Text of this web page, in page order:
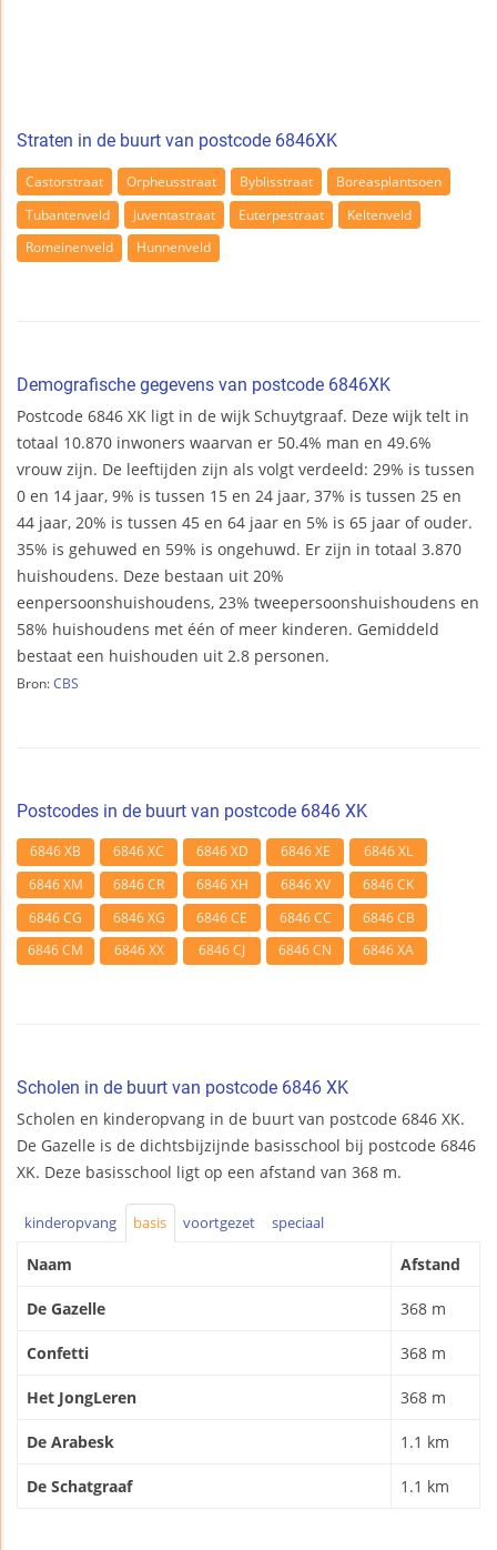
Straten in de buurt van postcode 6846XK
Castorstraat Orpheusstraat Byblisstraat
Boreasplantsoen
Tubantenveld
Juventastraat Euterpestraat
Keltenveld
Romeinenveld
Hunnenveld
Demografische gegevens van postcode 6846XK
Postcode 6846 XK ligt in de wijk Schuytgraaf. Deze wijk telt in
totaal 10.870 inwoners waarvan er 50.4% man en 49.6%
vrouw zijn. De leeftijden zijn als volgt verdeeld: 29% is tussen
0 en 14 jaar, 9% is tussen 15 en 24 jaar, 37% is tussen 25 en
44 jaar, 20% is tussen 45 en 64 jaar en 5% is 65 jaar of ouder.
35% is gehuwed en 59% is ongehuwd. Er zijn in totaal 3.870
huishoudens. Deze bestaan uit 20%
eenpersoonshuishoudens, 23% tweepersoonshuishoudens en
58% huishoudens met één of meer kinderen. Gemiddeld
bestaat een huishouden uit 2.8 personen.
Bron: CBS
Postcodes in de buurt van postcode 6846 XK
6846 XB 6846 XC 6846 XD 6846 XE
6846 XL
6846 XM
6846 CR 6846 XH 6846 XV
6846 CK
6846 CG
6846 XG 6846 CE 6846 CC
6846 CB
6846 CM
6846 XX 6846 CJ 6846 CN 6846 XA
Scholen in de buurt van postcode 6846 XK
Scholen en kinderopvang in de buurt van postcode 6846 XK.
De Gazelle is de dichtsbijzijnde basisschool bij postcode 6846
XK. Deze basisschool ligt op een afstand van 368 m.
kinderopvang basis voortgezet speciaal
Naam Afstand
De Gazelle 368 m
Confetti 368 m
Het JongLeren 368 m
De Arabesk 1.1 km
De Schatgraaf 1.1 km